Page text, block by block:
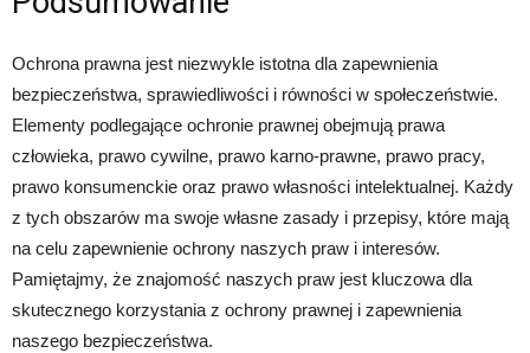
Ochrona prawna jest niezwykle istotna dla zapewnienia
bezpieczeństwa, sprawiedliwości i równości w społeczeństwie.
Elementy podlegające ochronie prawnej obejmują prawa
człowieka, prawo cywilne, prawo karno-prawne, prawo pracy,
prawo konsumenckie oraz prawo własności intelektualnej. Każdy
z tych obszarów ma swoje własne zasady i przepisy, które mają
na celu zapewnienie ochrony naszych praw i interesów.
Pamiętajmy, że znajomość naszych praw jest kluczowa dla
skutecznego korzystania z ochrony prawnej i zapewnienia
naszego bezpieczeństwa.